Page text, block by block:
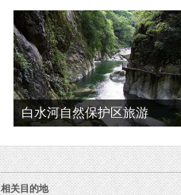
白水河自然保护区旅游
相关目的地